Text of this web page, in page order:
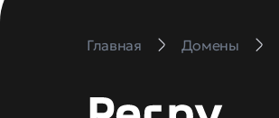
Главная Домены